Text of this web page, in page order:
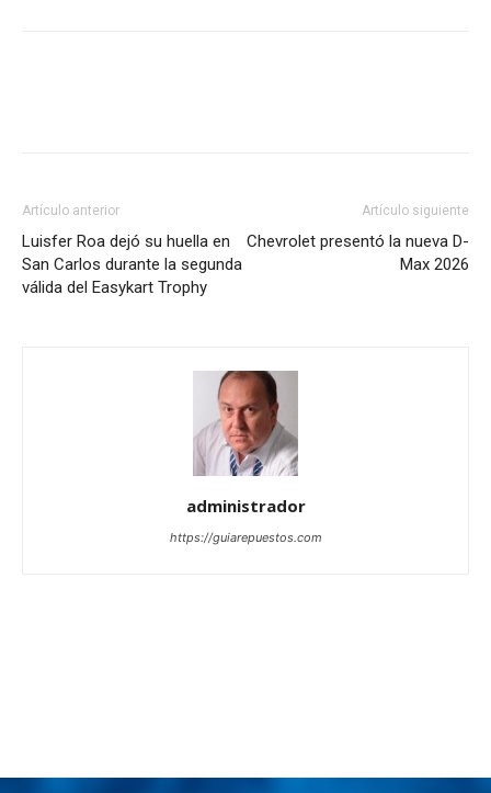
Artículo anterior
Luisfer Roa dejó su huella en
San Carlos durante la segunda
válida del Easykart Trophy
Artículo siguiente
Chevrolet presentó la nueva D-
Max 2026
administrador
https://guiarepuestos.com